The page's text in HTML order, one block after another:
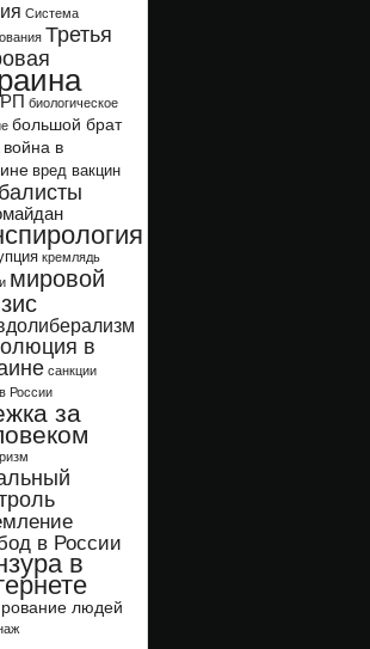
Система
Третья
биологическое
большой брат
война в
вред вакцин
кремлядь
мировой
в
санкции
России
за
в России
в
людей